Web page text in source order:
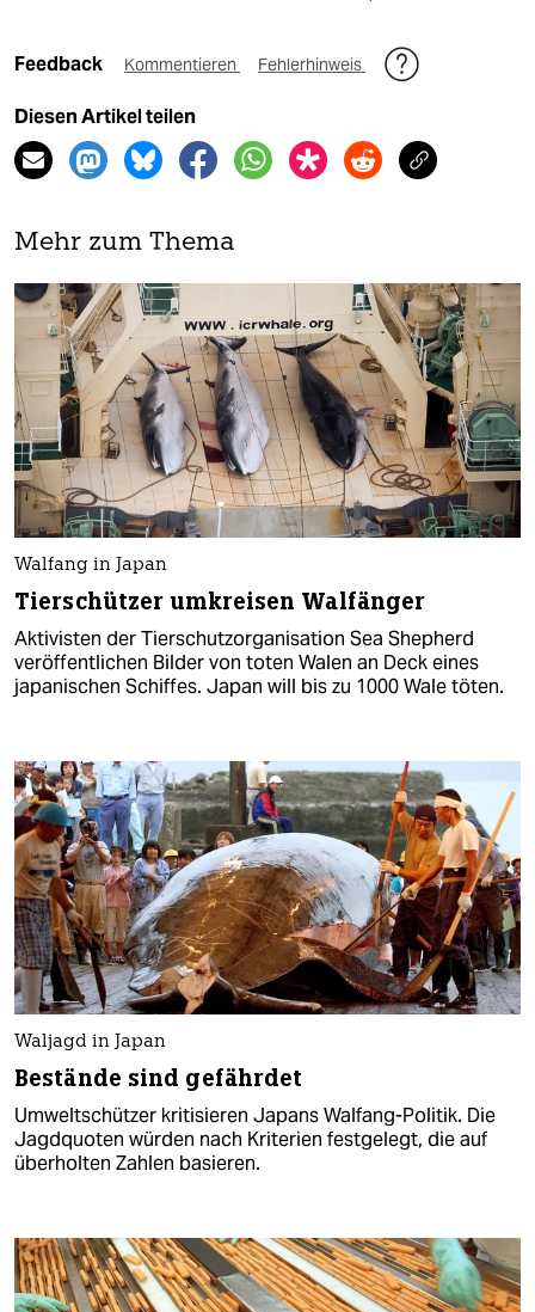
Feedback Kommentieren Fehlerhinweis
Diesen Artikel teilen
Mehr zum Thema
Walfang in Japan
Tierschützer umkreisen Walfänger
Aktivisten der Tierschutzorganisation Sea Shepherd
veröffentlichen Bilder von toten Walen an Deck eines
japanischen Schiffes. Japan will bis zu 1000 Wale töten.
Waljagd in Japan
Bestände sind gefährdet
Umweltschützer kritisieren Japans Walfang-Politik. Die
Jagdquoten würden nach Kriterien festgelegt, die auf
überholten Zahlen basieren.